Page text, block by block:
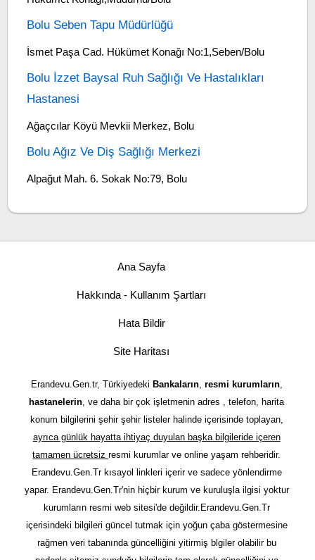
Bolu Seben Tapu Müdürlüğü
İsmet Paşa Cad. Hükümet Konağı No:1,Seben/Bolu
Bolu İzzet Baysal Ruh Sağlığı Ve Hastalıkları
Hastanesi
Ağaçcılar Köyü Mevkii Merkez, Bolu
Bolu Ağız Ve Diş Sağlığı Merkezi
Alpağut Mah. 6. Sokak No:79, Bolu
Ana Sayfa
Hakkında - Kullanım Şartları
Hata Bildir
Site Haritası
Erandevu.Gen.tr, Türkiyedeki Bankaların, resmi kurumların,
hastanelerin, ve daha bir çok işletmenin adres , telefon, harita
konum bilgilerini şehir şehir listeler halinde içerisinde toplayan,
ayrıca günlük hayatta ihtiyaç duyulan başka bilgileride içeren
tamamen ücretsizresmi kurumlar ve online yaşam rehberidir.
Erandevu.Gen.Tr kısayol linkleri içerir ve sadece yönlendirme
yapar. Erandevu.Gen.Tr'nin hiçbir kurum ve kuruluşla ilgisi yoktur
kurumların resmi web sitesi'de değildir.Erandevu.Gen.Tr
içerisindeki bilgileri güncel tutmak için yoğun çaba göstermesine
rağmen veri tabanında güncelliğini yitirmiş blgiler olabilir bu